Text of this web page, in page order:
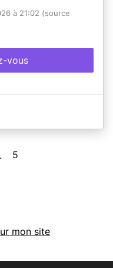
à 21:02 (source
vous
5
mon site